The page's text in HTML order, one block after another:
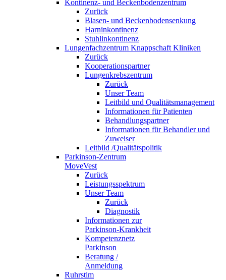
Kontinenz- und Beckenbodenzentrum
Zurück
Blasen- und Beckenbodensenkung
Harninkontinenz
Stuhlinkontinenz
Lungenfachzentrum Knappschaft Kliniken
Zurück
Kooperationspartner
Lungenkrebszentrum
Zurück
Unser Team
Leitbild und Qualitätsmanagement
Informationen für Patienten
Behandlungspartner
Informationen für Behandler und
Zuweiser
Leitbild /Qualitätspolitik
Parkinson-Zentrum
MoveVest
Zurück
Leistungsspektrum
Unser Team
Zurück
Diagnostik
Informationen zur
Parkinson-Krankheit
Kompetenznetz
Parkinson
Beratung /
Anmeldung
Ruhrstim